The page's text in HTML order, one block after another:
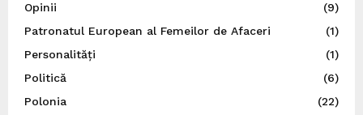
Opinii
(9)
Patronatul European al Femeilor de Afaceri
(1)
Personalități
(1)
Politică
(6)
Polonia
(22)